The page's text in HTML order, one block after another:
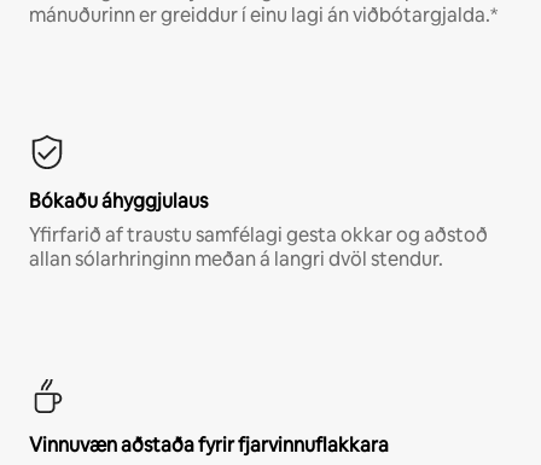
mánuðurinn er greiddur í einu lagi án viðbótargjalda.*
Bókaðu áhyggjulaus
Yfirfarið af traustu samfélagi gesta okkar og aðstoð
allan sólarhringinn meðan á langri dvöl stendur.
Vinnuvæn aðstaða fyrir fjarvinnuflakkara